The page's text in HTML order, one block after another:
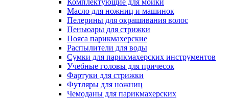
Комплектующие для мойки
Масло для ножниц и машинок
Пелерины для окрашивания волос
Пеньюары для стрижки
Пояса парикмахерские
Распылители для воды
Сумки для парикмахерских инструментов
Учебные головы для причесок
Фартуки для стрижки
Футляры для ножниц
Чемоданы для парикмахерских